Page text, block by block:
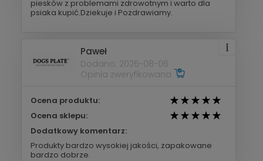
piesków z problemami zdrowotnym i warto dla
psiaka kupić.Dziekuje i Pozdrawiamy.
Paweł
Dodano: 2026-08-06
Opinia zweryfikowana
Ocena produktu:
Ocena sklepu:
Dodatkowy komentarz:
Produkty bardzo wysokiej jakości, zapakowane
bardzo dobrze.